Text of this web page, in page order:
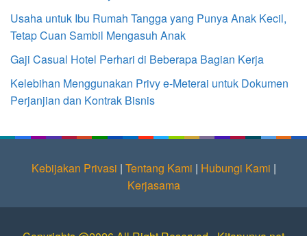
Usaha untuk Ibu Rumah Tangga yang Punya Anak Kecil,
Tetap Cuan Sambil Mengasuh Anak
Gaji Casual Hotel Perhari di Beberapa Bagian Kerja
Kelebihan Menggunakan Privy e-Meterai untuk Dokumen
Perjanjian dan Kontrak Bisnis
Kebijakan Privasi | Tentang Kami | Hubungi Kami |
Kerjasama